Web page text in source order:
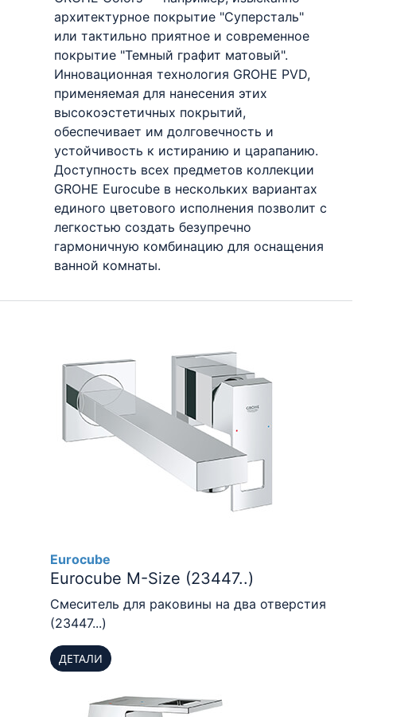
архитектурное покрытие "Суперсталь"
или тактильно приятное и современное
покрытие "Темный графит матовый".
Инновационная технология GROHE PVD,
применяемая для нанесения этих
высокоэстетичных покрытий,
обеспечивает им долговечность и
устойчивость к истиранию и царапанию.
Доступность всех предметов коллекции
GROHE Eurocube в нескольких вариантах
единого цветового исполнения позволит с
легкостью создать безупречно
гармоничную комбинацию для оснащения
ванной комнаты.
Eurocube
Eurocube M-Size (23447..)
Смеситель для раковины на два отверстия
(23447...)
ДЕТАЛИ